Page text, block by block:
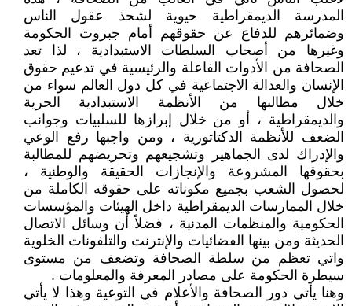
المدرسة الديمقراطية حيوية لشحذ عقول الناس
وضمائرهم للدفاع عن حقوقهم أمام جبروت الحكومة
وغيرها من أصحاب السلطات الاستبدادية ، لذا تعد
الصحافة من الأدوات الفاعلة والرئيسية في تدعيم حقوق
الإنسان والعدالة الاجتماعية في كل دول العالم سواء من
خلال مطالبها من الأنظمة الاستبدادية الحرية
والديمقراطية ، أو من خلال إبرازها للسلبيات وجوانب
الضعف للأنظمة الدكتاتورية ، ومن واجبها رفع الوعي
والإدراك لدى الجماهير وتشجيعهم وتحريضهم للمطالبة
بحقوقها المشروعة والإنجازات الحقيقة والوطنية ،
لحصول الشعب بجميع مكوناته على حقوقه الكاملة من
خلال الممارسات الديمقراطية داخل الهيئات والمؤسسات
الحكومية والمنظمات المدنية ، فضلاً أن وسائل الاتصال
الحديثة ومن بينها الفضائيات والإنترنت والتلفونات الخلوية
واتي تعظم من سلطة الصحافة وتضعف من مستوى
سيطرة الحكومة على مصادر المعرفة والمعلومات .
وهنا يأتي دور الصحافة والأعلام في التوعية وهذا لا يأتي